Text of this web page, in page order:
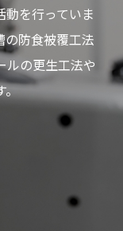
を行っていま
の防食被覆工法
ルの更生工法や
。